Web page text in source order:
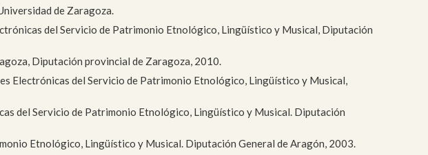
de Zaragoza.
del Servicio de Patrimonio Etnológico, Lingüístico y Musical, Diputación
Diputación provincial de Zaragoza, 2010.
Electrónicas del Servicio de Patrimonio Etnológico, Lingüístico y Musical,
del Servicio de Patrimonio Etnológico, Lingüístico y Musical. Diputación
Etnológico, Lingüístico y Musical. Diputación General de Aragón, 2003.